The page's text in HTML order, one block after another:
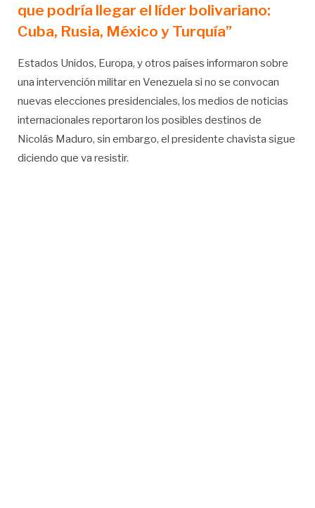
que podría llegar el líder bolivariano:
Cuba, Rusia, México y Turquía”
Estados Unidos, Europa, y otros países informaron sobre
una intervención militar en Venezuela si no se convocan
nuevas elecciones presidenciales, los medios de noticias
internacionales reportaron los posibles destinos de
Nicolás Maduro, sin embargo, el presidente chavista sigue
diciendo que va resistir.